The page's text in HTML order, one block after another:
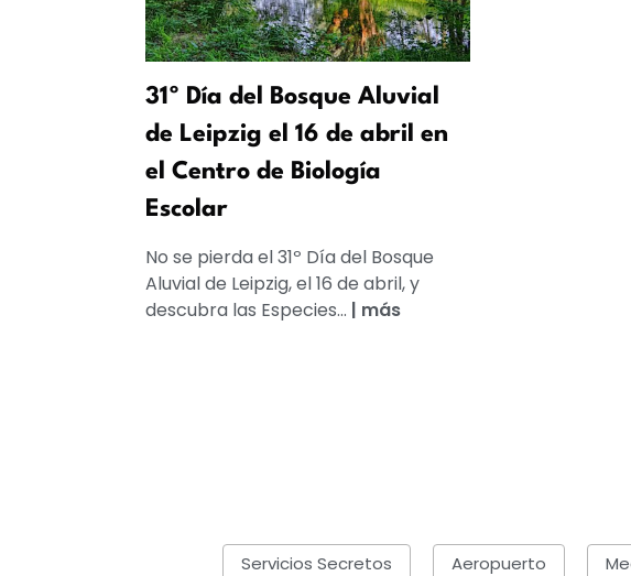
31º Día del Bosque Aluvial
de Leipzig el 16 de abril en
el Centro de Biología
Escolar
No se pierda el 31º Día del Bosque
Aluvial de Leipzig, el 16 de abril, y
descubra las Especies... | más
Servicios Secretos Aeropuerto